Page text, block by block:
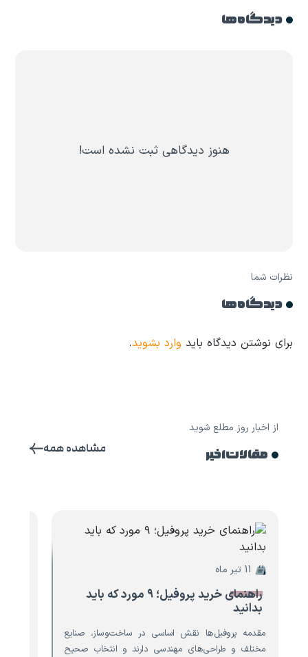
دیدگاه ها
هنوز دیدگاهی ثبت نشده است!
نظرات شما
دیدگاه ها
برای نوشتن دیدگاه باید وارد بشوید.
از اخبار روز مطلع شوید
مقالات اخیر مشاهده همه
راهنمای خرید پروفیل؛ ۹ مورد که باید
بدانید
مقدمه پروفیل‌ها نقش اساسی در ساخت‌وساز، صنایع
مختلف و طراحی‌های مهندسی دارند و انتخاب صحیح